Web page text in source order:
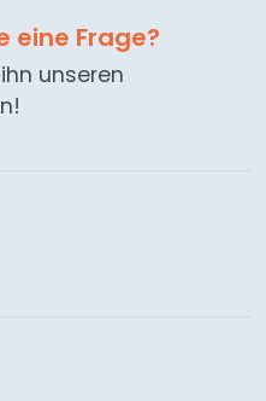
eine Frage?
unseren